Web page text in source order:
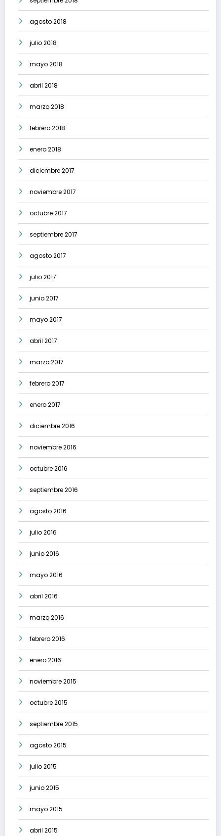
agosto 2018
julio 2018
mayo 2018
abril 2018
marzo 2018
febrero 2018
enero 2018
diciembre 2017
noviembre 2017
octubre 2017
septiembre 2017
agosto 2017
julio 2017
junio 2017
mayo 2017
abril 2017
marzo 2017
febrero 2017
enero 2017
diciembre 2016
noviembre 2016
octubre 2016
septiembre 2016
agosto 2016
julio 2016
junio 2016
mayo 2016
abril 2016
marzo 2016
febrero 2016
enero 2016
noviembre 2015
octubre 2015
septiembre 2015
agosto 2015
julio 2015
junio 2015
mayo 2015
abril 2015